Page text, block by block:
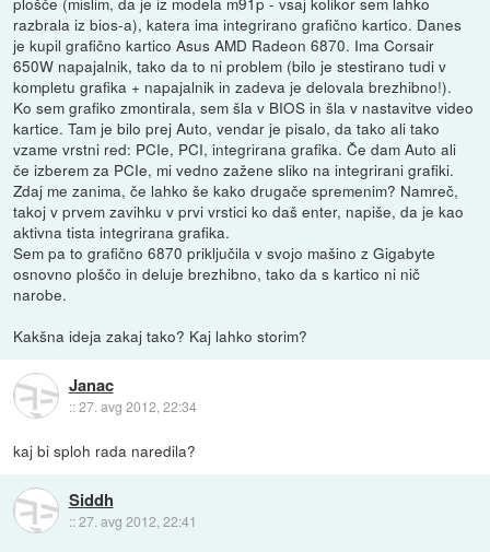
razbrala iz bios-a), katera ima integrirano grafično kartico. Danes
je kupil grafično kartico Asus AMD Radeon 6870. Ima Corsair
650W napajalnik, tako da to ni problem (bilo je stestirano tudi v
kompletu grafika + napajalnik in zadeva je delovala brezhibno!).
Ko sem grafiko zmontirala, sem šla v BIOS in šla v nastavitve video
kartice. Tam je bilo prej Auto, vendar je pisalo, da tako ali tako
vzame vrstni red: PCIe, PCI, integrirana grafika. Če dam Auto ali
če izberem za PCIe, mi vedno zažene sliko na integrirani grafiki.
Zdaj me zanima, če lahko še kako drugače spremenim? Namreč,
takoj v prvem zavihku v prvi vrstici ko daš enter, napiše, da je kao
aktivna tista integrirana grafika.
Sem pa to grafično 6870 priključila v svojo mašino z Gigabyte
osnovno ploščo in deluje brezhibno, tako da s kartico ni nič
narobe.
Kakšna ideja zakaj tako? Kaj lahko storim?
Janac
::27. avg 2012, 22:34
kaj bi sploh rada naredila?
Siddh
::27. avg 2012, 22:41